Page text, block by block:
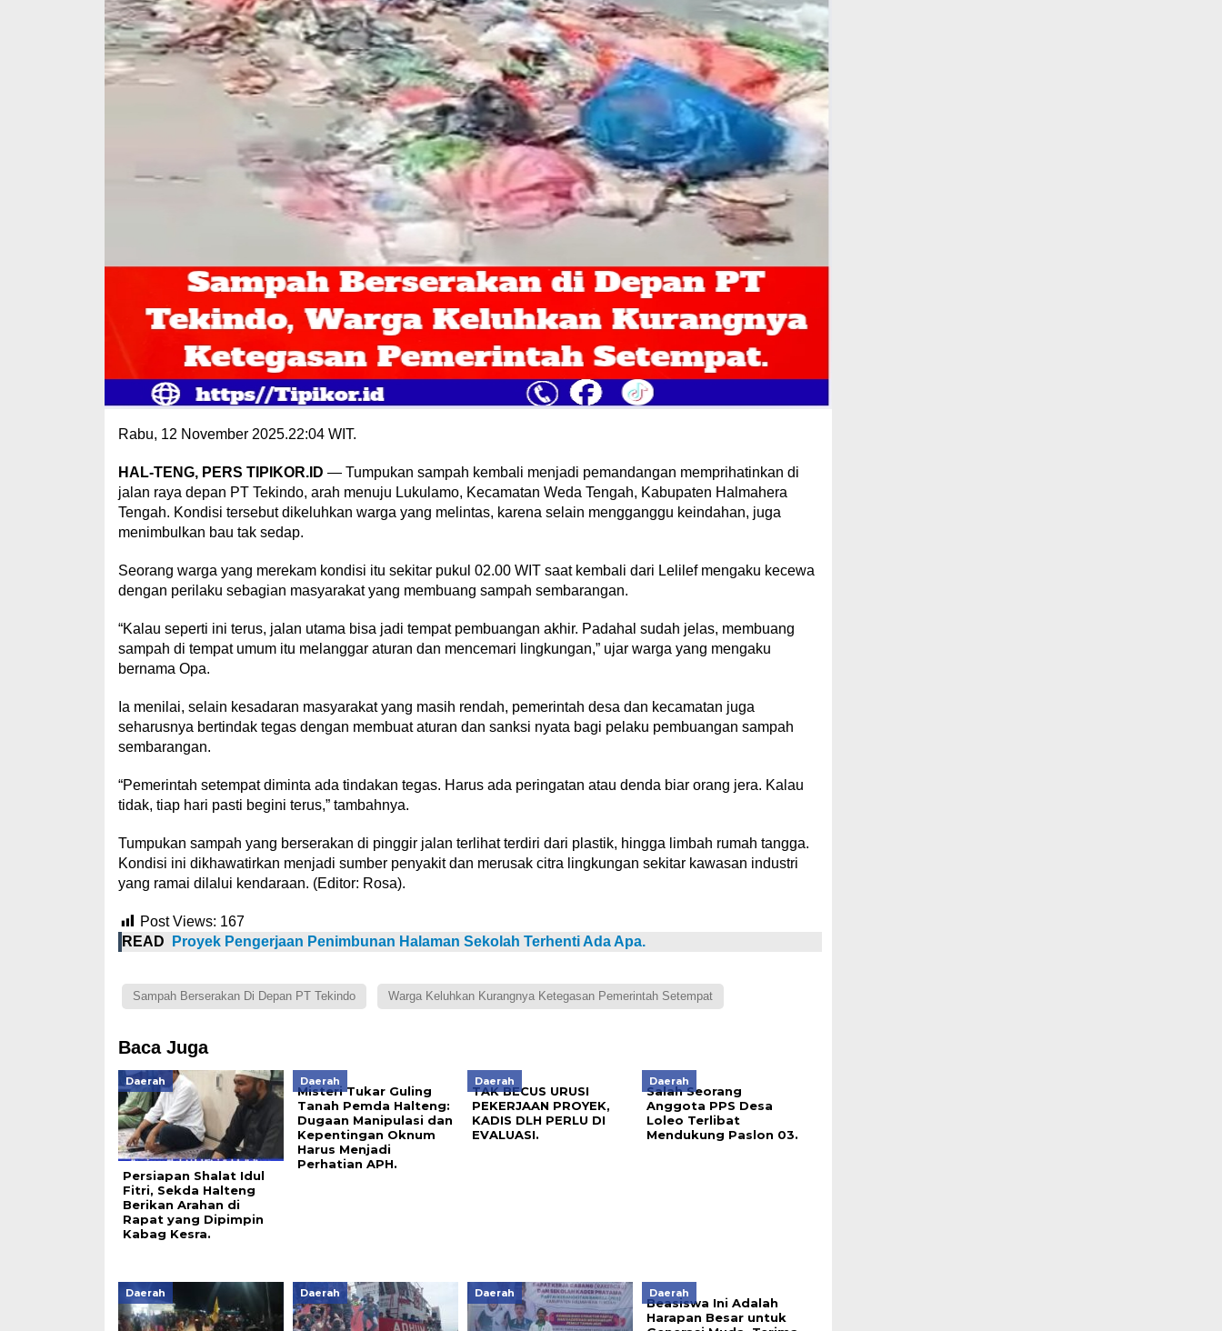
Rabu, 12 November 2025.22:04 WIT.
HAL-TENG, PERS TIPIKOR.ID — Tumpukan sampah kembali menjadi pemandangan memprihatinkan di
jalan raya depan PT Tekindo, arah menuju Lukulamo, Kecamatan Weda Tengah, Kabupaten Halmahera
Tengah. Kondisi tersebut dikeluhkan warga yang melintas, karena selain mengganggu keindahan, juga
menimbulkan bau tak sedap.
Seorang warga yang merekam kondisi itu sekitar pukul 02.00 WIT saat kembali dari Lelilef mengaku kecewa
dengan perilaku sebagian masyarakat yang membuang sampah sembarangan.
“Kalau seperti ini terus, jalan utama bisa jadi tempat pembuangan akhir. Padahal sudah jelas, membuang
sampah di tempat umum itu melanggar aturan dan mencemari lingkungan,” ujar warga yang mengaku
bernama Opa.
Ia menilai, selain kesadaran masyarakat yang masih rendah, pemerintah desa dan kecamatan juga
seharusnya bertindak tegas dengan membuat aturan dan sanksi nyata bagi pelaku pembuangan sampah
sembarangan.
“Pemerintah setempat diminta ada tindakan tegas. Harus ada peringatan atau denda biar orang jera. Kalau
tidak, tiap hari pasti begini terus,” tambahnya.
Tumpukan sampah yang berserakan di pinggir jalan terlihat terdiri dari plastik, hingga limbah rumah tangga.
Kondisi ini dikhawatirkan menjadi sumber penyakit dan merusak citra lingkungan sekitar kawasan industri
yang ramai dilalui kendaraan. (Editor: Rosa).
Post Views: 167
READ
Proyek Pengerjaan Penimbunan Halaman Sekolah Terhenti Ada Apa.
Sampah Berserakan Di Depan PT Tekindo Warga Keluhkan Kurangnya Ketegasan Pemerintah Setempat
Baca Juga
Daerah
Persiapan Shalat Idul
Fitri, Sekda Halteng
Berikan Arahan di
Rapat yang Dipimpin
Kabag Kesra.
Daerah
Misteri Tukar Guling
Tanah Pemda Halteng:
Dugaan Manipulasi dan
Kepentingan Oknum
Harus Menjadi
Perhatian APH.
Daerah
TAK BECUS URUSI
PEKERJAAN PROYEK,
KADIS DLH PERLU DI
EVALUASI.
Daerah
Salah Seorang
Anggota PPS Desa
Loleo Terlibat
Mendukung Paslon 03.
Daerah Daerah Daerah Daerah
Beasiswa Ini Adalah
Harapan Besar untuk